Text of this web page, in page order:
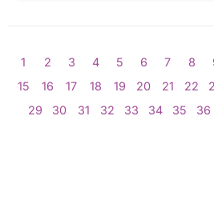
1 2 3 4 5 6 7 8
15
16 17 18 19 20 21 22
29
30 31 32 33 34 35 36